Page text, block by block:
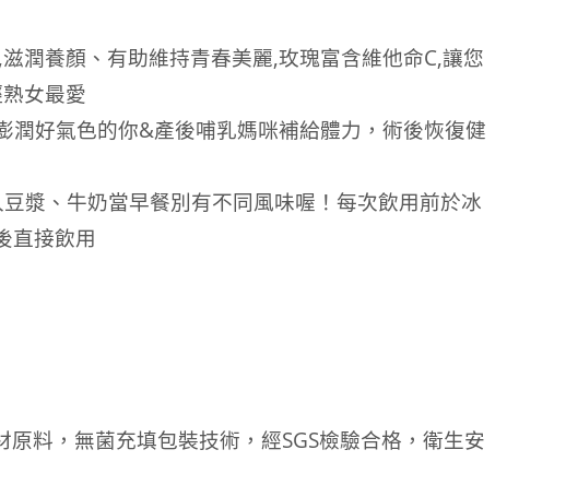
滋潤養顏、有助維持青春美麗,玫瑰富含維他命C,讓您
女最愛
潤好氣色的你&產後哺乳媽咪補給體力，術後恢復健
漿、牛奶當早餐別有不同風味喔！ 每次飲用前於冰
直接飲用
料，無菌充填包裝技術，經SGS檢驗合格，衛生安